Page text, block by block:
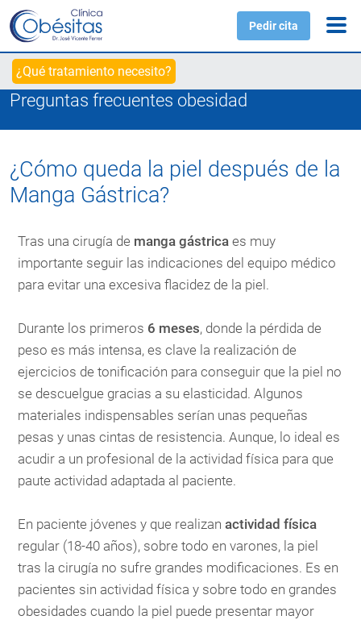
Pedir cita
¿Qué tratamiento necesito?
Preguntas frecuentes obesidad
¿Cómo queda la piel después de la
Manga Gástrica?
Tras una cirugía de manga gástrica es muy
importante seguir las indicaciones del equipo médico
para evitar una excesiva flacidez de la piel.
Durante los primeros 6 meses, donde la pérdida de
peso es más intensa, es clave la realización de
ejercicios de tonificación para conseguir que la piel no
se descuelgue gracias a su elasticidad. Algunos
materiales indispensables serían unas pequeñas
pesas y unas cintas de resistencia. Aunque, lo ideal es
acudir a un profesional de la actividad física para que
paute actividad adaptada al paciente.
En paciente jóvenes y que realizan actividad física
regular (18-40 años), sobre todo en varones, la piel
tras la cirugía no sufre grandes modificaciones. Es en
pacientes sin actividad física y sobre todo en grandes
obesidades cuando la piel puede presentar mayor